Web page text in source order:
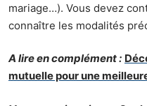
mariage…). Vous devez
connaître les modalités
A lire en complément :
mutuelle pour une